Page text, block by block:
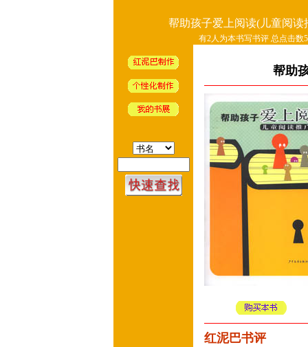
帮助孩子爱上阅读(儿童阅读
有2人为本书写书评 总点击数
帮助
红泥巴书评